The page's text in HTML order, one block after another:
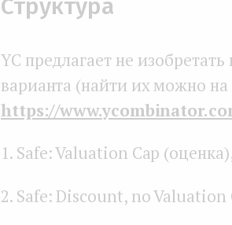
Структура
YC предлагает не
варианта (найти их можно на
https://
Safe: Valuation Cap
Safe: Discount, no Valuation